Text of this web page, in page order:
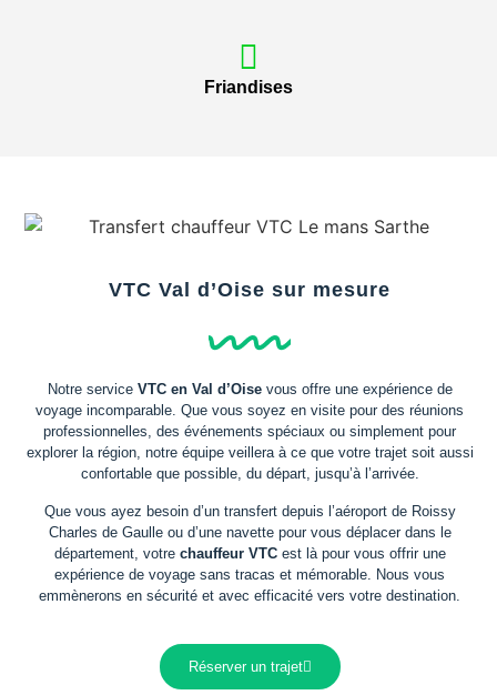
Friandises
VTC Val d’Oise sur mesure
Notre service VTC en Val d’Oisevous offre une expérience de
voyage incomparable. Que vous soyez en visite pour des réunions
professionnelles, des événements spéciaux ou simplement pour
explorer la région, notre équipe veillera à ce que votre trajet soit aussi
confortable que possible, du départ, jusqu’à l’arrivée.
Que vous ayez besoin d’un transfert depuis l’aéroport de Roissy
Charles de Gaulle ou d’une navette pour vous déplacer dans le
département, votre chauffeur VTCest là pour vous offrir une
expérience de voyage sans tracas et mémorable. Nous vous
emmènerons en sécurité et avec efficacité vers votre destination.
Réserver un trajet